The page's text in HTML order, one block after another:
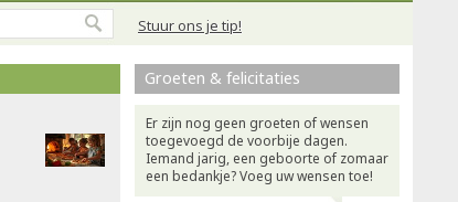
Stuur ons je tip!
Groeten & felicitaties
Er zijn nog geen groeten of wensen
toegevoegd de voorbije dagen.
Iemand jarig, een geboorte of zomaar
een bedankje? Voeg uw wensen toe!